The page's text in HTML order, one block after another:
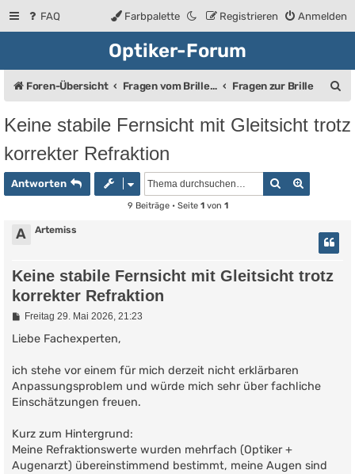
FAQ Anmelden
Registrieren
Farbpalette
Optiker-Forum
Foren-Übersicht Fragen vom Brillenträger an den Augenoptiker Fragen zur Brille
c
Keine stabile Fernsicht mit Gleitsicht trotz
korrekter Refraktion
Antworten Suche
9 Beiträge • Seite 1von 1
A Artemiss
Keine stabile Fernsicht mit Gleitsicht trotz
korrekter Refraktion
B
i
a
g
Freitag 29. Mai 2026, 21:23
Liebe Fachexperten,
ich stehe vor einem für mich derzeit nicht erklärbaren
Anpassungsproblem und würde mich sehr über fachliche
Einschätzungen freuen.
Kurz zum Hintergrund:
Meine Refraktionswerte wurden mehrfach (Optiker +
Augenarzt) übereinstimmend bestimmt, meine Augen sind